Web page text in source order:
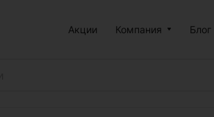
Акции Компания Блог